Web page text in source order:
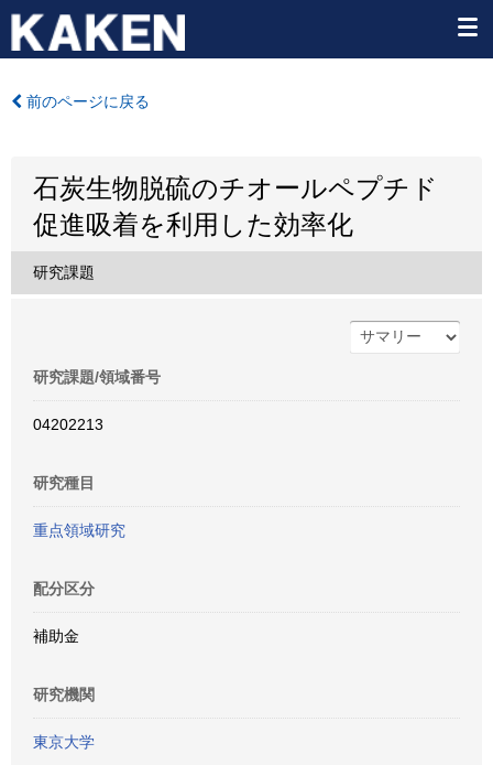
前のページに戻る
石炭生物脱硫のチオールペプチド
促進吸着を利用した効率化
研究課題
研究課題/領域番号
04202213
研究種目
重点領域研究
配分区分
補助金
研究機関
東京大学